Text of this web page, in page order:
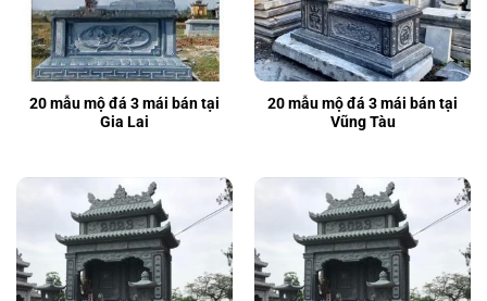
20 mẫu mộ đá 3 mái bán tại
Gia Lai
20 mẫu mộ đá 3 mái bán tại
Vũng Tàu